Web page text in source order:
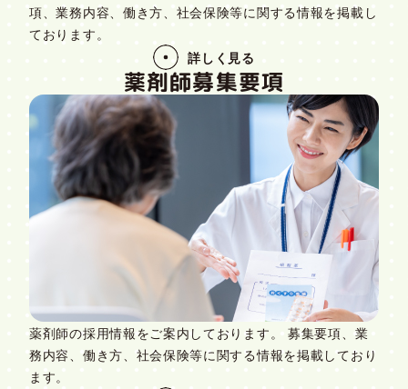
項、業務内容、働き方、社会保険等に関する情報を掲載し
ております。
詳しく見る
薬剤師募集要項
薬剤師の採用情報をご案内しております。 募集要項、業
務内容、働き方、社会保険等に関する情報を掲載しており
ます。